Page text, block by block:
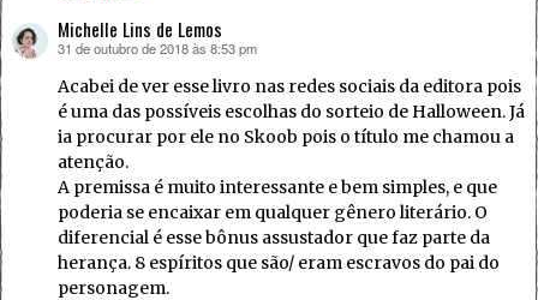
Michelle Lins de Lemos
disse:
31 de outubro de 2018 às 8:53 pm
Acabei de ver esse livro nas redes sociais da editora pois
é uma das possíveis escolhas do sorteio de Halloween. Já
ia procurar por ele no Skoob pois o título me chamou a
atenção.
A premissa é muito interessante e bem simples, e que
poderia se encaixar em qualquer gênero literário. O
diferencial é esse bônus assustador que faz parte da
herança. 8 espíritos que são/ eram escravos do pai do
personagem.